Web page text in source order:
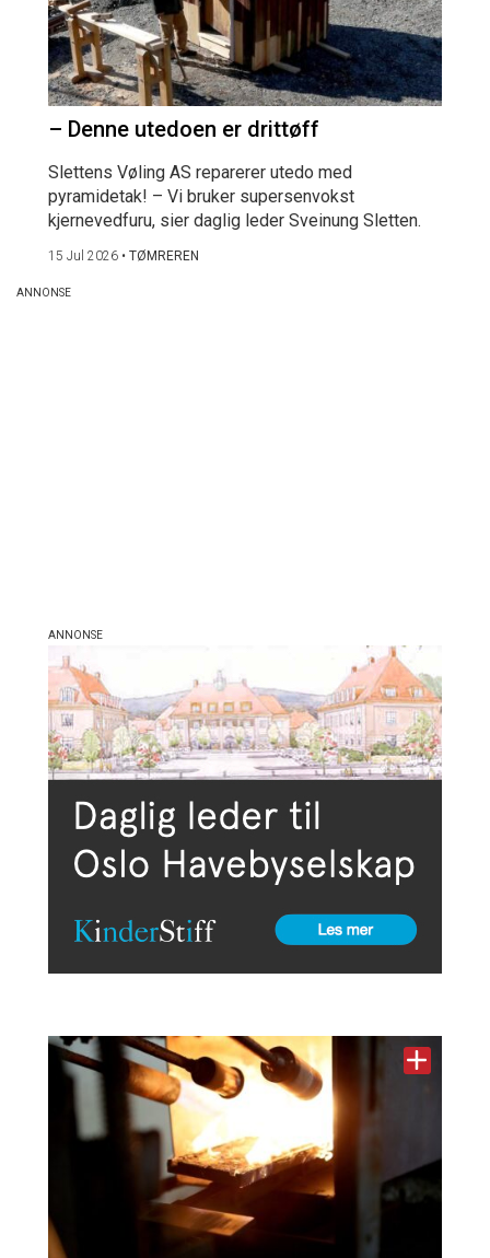
– Denne utedoen er drittøff
Slettens Vøling AS reparerer utedo med
pyramidetak! – Vi bruker supersenvokst
kjernevedfuru, sier daglig leder Sveinung Sletten.
15 Jul 2026 • TØMREREN